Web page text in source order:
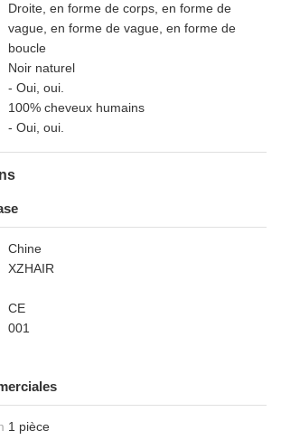
Droite, en forme de corps, en forme de
vague, en forme de vague, en forme de
boucle
Noir naturel
- Oui, oui.
100% cheveux humains
- Oui, oui.
Chine
XZHAIR
CE
001
1 pièce